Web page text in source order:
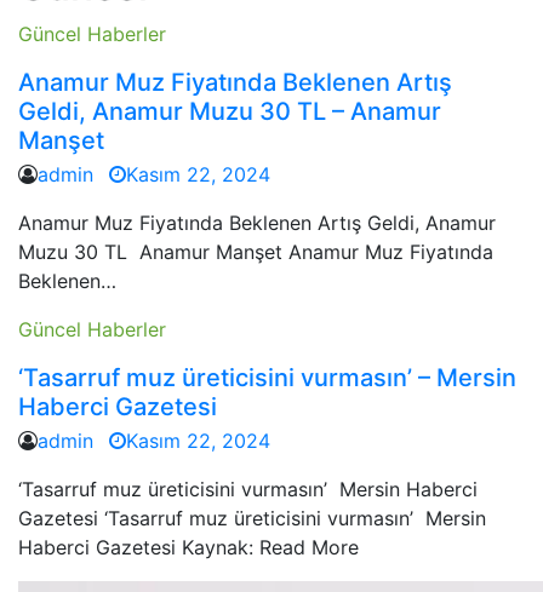
Güncel Haberler
Anamur Muz Fiyatında Beklenen Artış
Geldi, Anamur Muzu 30 TL – Anamur
Manşet
admin
Kasım 22, 2024
Anamur Muz Fiyatında Beklenen Artış Geldi, Anamur
Muzu 30 TL Anamur Manşet Anamur Muz Fiyatında
Beklenen…
Güncel Haberler
‘Tasarruf muz üreticisini vurmasın’ – Mersin
Haberci Gazetesi
admin
Kasım 22, 2024
‘Tasarruf muz üreticisini vurmasın’ Mersin Haberci
Gazetesi ‘Tasarruf muz üreticisini vurmasın’ Mersin
Haberci Gazetesi Kaynak: Read More